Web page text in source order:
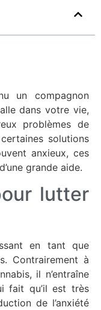
un compagnon
dans votre vie,
problèmes de
solutions
anxieux, ces
grande aide.
lutter
en tant que
Contrairement à
il n’entraîne
fait qu’il est très
de l’anxiété